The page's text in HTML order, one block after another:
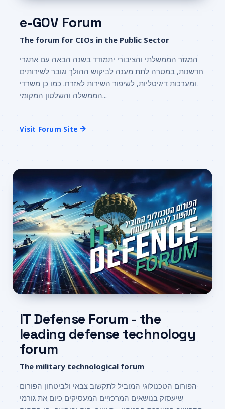
e-GOV Forum
The forum for CIOs in the Public Sector
המגזר הממשלתי והציבורי יתמודד בשנה הבאה עם אתגרי
חדשנות, במטרה לתת מענה לביקוש ההולך וגובר לשירותים
ומערכות דיגיטליות, לשיפור השירות לאזרח. כמו כן משרדי
הממשלה והשלטון המקומי...
Visit Forum Site
IT Defense Forum - the
leading defense technology
forum
The military technological forum
הפורום הטכנולוגי המוביל לתקשוב צבאי ולביטחון הפורום
שיעסוק בנושאים המרכזיים המעסיקים כיום את גורמי